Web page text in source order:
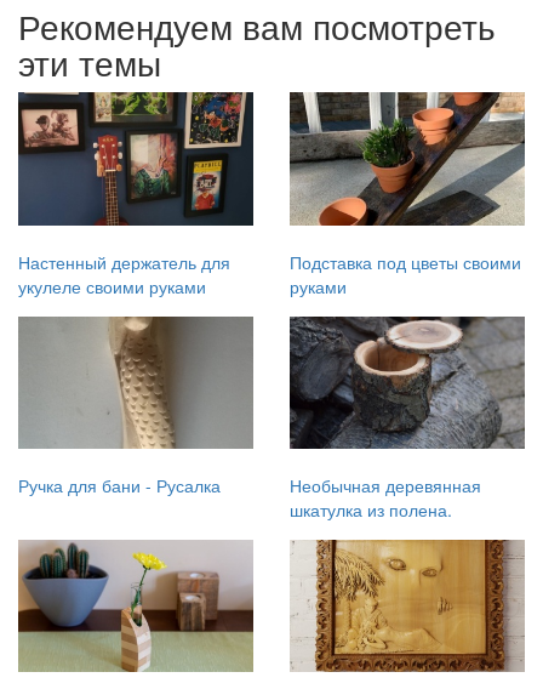
Рекомендуем вам посмотреть
эти темы
Настенный держатель для
укулеле своими руками
Подставка под цветы своими
руками
Ручка для бани - Русалка
Необычная деревянная
шкатулка из полена.